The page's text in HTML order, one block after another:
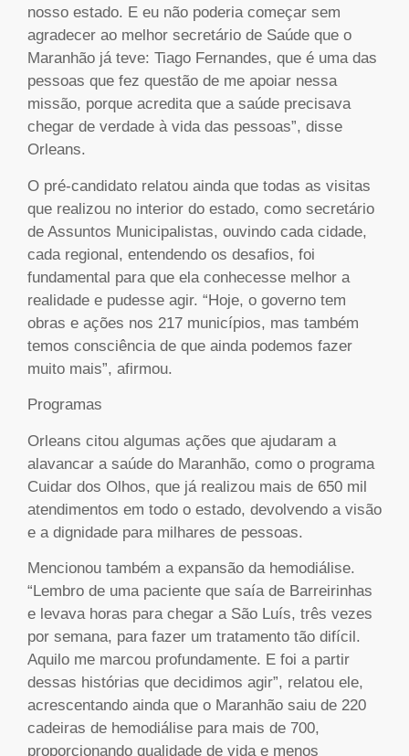
nosso estado. E eu não poderia começar sem
agradecer ao melhor secretário de Saúde que o
Maranhão já teve: Tiago Fernandes, que é uma das
pessoas que fez questão de me apoiar nessa
missão, porque acredita que a saúde precisava
chegar de verdade à vida das pessoas”, disse
Orleans.
O pré-candidato relatou ainda que todas as visitas
que realizou no interior do estado, como secretário
de Assuntos Municipalistas, ouvindo cada cidade,
cada regional, entendendo os desafios, foi
fundamental para que ela conhecesse melhor a
realidade e pudesse agir. “Hoje, o governo tem
obras e ações nos 217 municípios, mas também
temos consciência de que ainda podemos fazer
muito mais”, afirmou.
Programas
Orleans citou algumas ações que ajudaram a
alavancar a saúde do Maranhão, como o programa
Cuidar dos Olhos, que já realizou mais de 650 mil
atendimentos em todo o estado, devolvendo a visão
e a dignidade para milhares de pessoas.
Mencionou também a expansão da hemodiálise.
“Lembro de uma paciente que saía de Barreirinhas
e levava horas para chegar a São Luís, três vezes
por semana, para fazer um tratamento tão difícil.
Aquilo me marcou profundamente. E foi a partir
dessas histórias que decidimos agir”, relatou ele,
acrescentando ainda que o Maranhão saiu de 220
cadeiras de hemodiálise para mais de 700,
proporcionando qualidade de vida e menos